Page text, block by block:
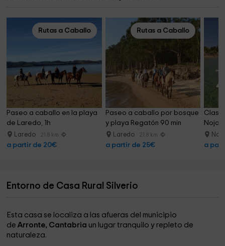
Rutas a Caballo
Paseo a caballo en la playa
de Laredo, 1h
Laredo 21.8 km
a partir de 20€
Rutas a Caballo
Paseo a caballo por bosque
y playa Regatón 90 min
Laredo 21.8 km
a partir de 25€
Clase
Noja
a
Entorno de Casa Rural Silverio
Esta casa se localiza a las afueras del municipio
de Arronte, Cantabria un lugar tranquilo y repleto de
naturaleza.